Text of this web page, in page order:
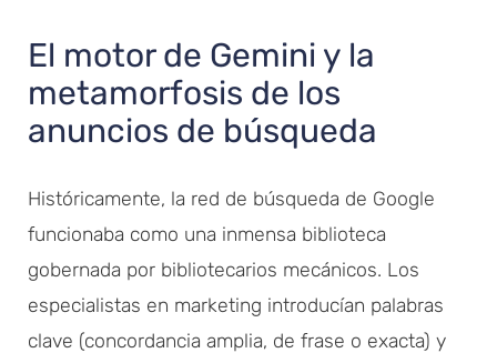
El motor de Gemini y la
metamorfosis de los
anuncios de búsqueda
Históricamente, la red de búsqueda de Google
funcionaba como una inmensa biblioteca
gobernada por bibliotecarios mecánicos. Los
especialistas en marketing introducían palabras
clave (concordancia amplia, de frase o exacta) y